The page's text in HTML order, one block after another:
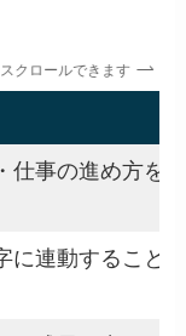
スクロールできます
仕事の進め方を
に連動すること